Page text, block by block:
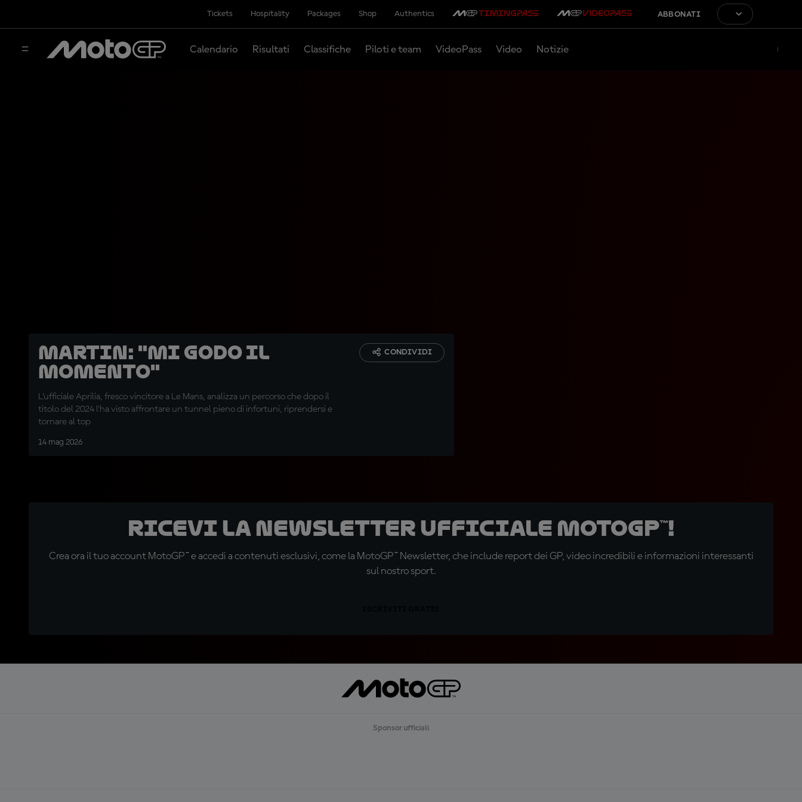
Tickets Hospitality Packages Shop Authentics ABBONATI
Calendario Risultati Classifiche Piloti e team VideoPass Video Notizie
Martin: "Mi godo il
momento"
L'ufficiale Aprilia, fresco vincitore a Le Mans, analizza un percorso che dopo il
titolo del 2024 l'ha visto affrontare un tunnel pieno di infortuni, riprendersi e
tornare al top
14 mag 2026
CONDIVIDI
Ricevi la newsletter ufficiale MotoGP™!
Crea ora il tuo account MotoGP™ e accedi a contenuti esclusivi, come la MotoGP™ Newsletter, che include report dei GP, video incredibili e informazioni interessanti
sul nostro sport.
Sponsor ufficiali